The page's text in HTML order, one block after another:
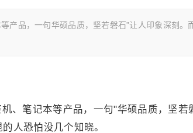
产品，一句华硕品质，坚若磐石”让人印象深刻。
、笔记本等产品，一句"华硕品质，坚若
人恐怕没几个知晓。